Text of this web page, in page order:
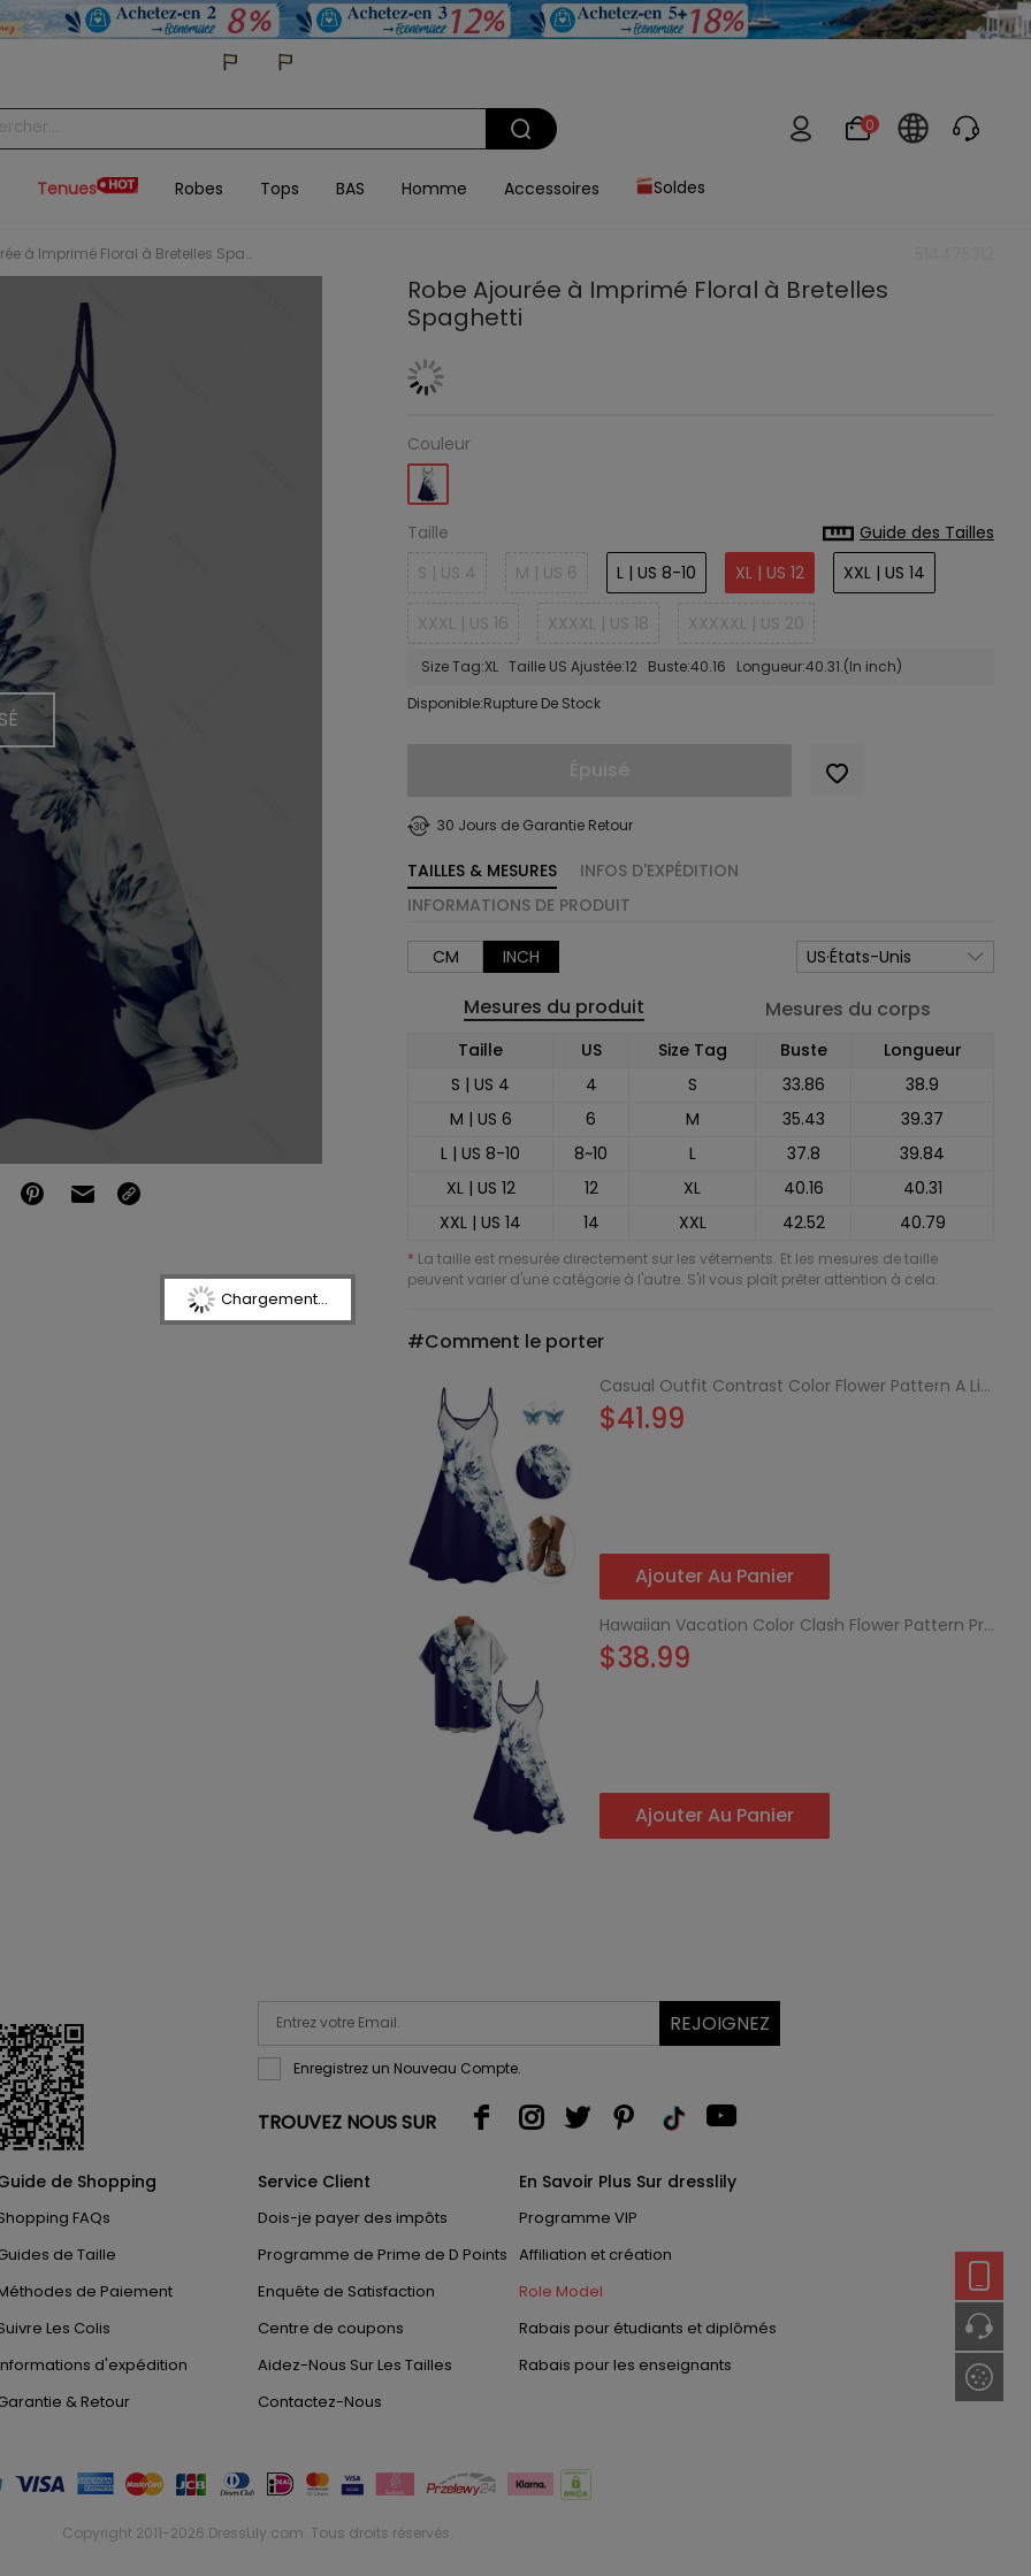
0
Tenues Robes Tops BAS Homme Accessoires Soldes
Robe Ajourée à Imprimé Floral à Bretelles Spaghetti
Robe Ajourée à Imprimé Floral à Bretelles
Spaghetti
Couleur
Taille
Guide des Tailles
S | US 4
M | US 6 L | US 8-10 XL | US 12 XXL | US 14
XXXL | US 16 XXXXL | US 18 XXXXXL | US 20
Size Tag:XL Taille US Ajustée:12 Buste:40.16 Longueur:40.31.(In inch)
Disponible:Rupture De Stock
30 Jours de Garantie Retour
TAILLES & MESURES
CM INCH US·États-Unis
Mesures du produit Mesures du corps
Taille US Size Tag Buste
Longueur
S | US 4
4 S 33.86
38.9
M | US 6
6 M 35.43
39.37
L | US 8-10
8~10 L 37.8
39.84
XL | US 12
12 XL 40.16
40.31
XXL | US 14
14 XXL 42.52 40.79
* La taille est mesurée directement sur les vêtements. Et les mesures de taille
peuvent varier d'une catégorie à l'autre. S'il vous plaît prêter attention à cela.
INFOS D'EXPÉDITION
INFORMATIONS DE PRODUIT
#Comment le porter
Casual Outfit Contrast Color Flower Pattern A Line Tank Dress and Butterfly Earrings Rhinestone Slip On Flat Flip Flops Outfit
$41.99
Ajouter Au Panier
Hawaiian Vacation Color Clash Flower Pattern Printed Dress and Rolled Sleeve Shirt Couple's Set
$38.99
Ajouter Au Panier
REJOIGNEZ
Enregistrez un Nouveau Compte.
TROUVEZ NOUS SUR
de Shopping
FAQs
de Taille
de Paiement
Les Colis
d'expédition
& Retour
Service Client
Dois-je payer des impôts
Programme de Prime de D Points
Enquête de Satisfaction
Centre de coupons
Aidez-Nous Sur Les Tailles
Contactez-Nous
En Savoir Plus Sur dresslily
Programme VIP
Affiliation et création
Role Model
Rabais pour étudiants et diplômés
Rabais pour les enseignants
Copyright 2011-2026 DressLily.com. Tous droits réservés.
Chargement...